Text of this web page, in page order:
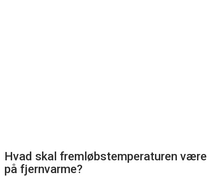
Hvad skal fremløbstemperaturen være
på fjernvarme?